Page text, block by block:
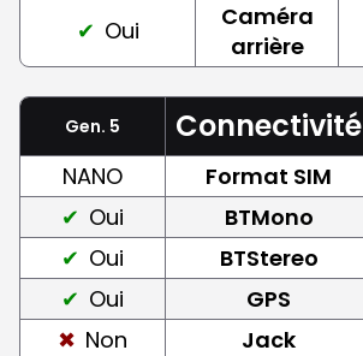
Oui
Caméra
arrière
Gen. 5 Connectivité
NANO Format SIM
Oui
BTMono
Oui
BTStereo
Oui
GPS
Non
Jack